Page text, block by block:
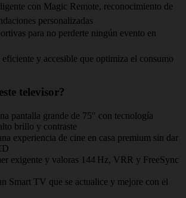
con Magic Remote, reconocimiento de
personalizadas
para no perderte ningún evento en
y accesible que optimiza el consumo
televisor?
pantalla grande de 75" con tecnología
brillo y contraste
experiencia de cine en casa premium sin dar
exigente y valoras 144 Hz, VRR y FreeSync
Smart TV que se actualice y mejore con el